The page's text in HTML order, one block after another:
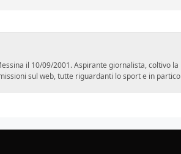
il 10/09/2001. Aspirante giornalista, coltivo
sul web, tutte riguardanti lo sport e in